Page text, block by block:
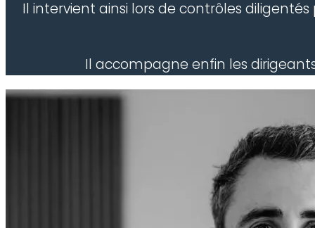
Il intervient ainsi lors de contrôles
Il accompagne enfin les